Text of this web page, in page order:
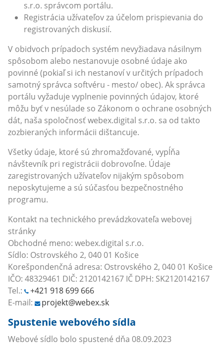
s.r.o. správcom portálu.
Registrácia užívateľov za účelom prispievania do
registrovaných diskusií.
V obidvoch prípadoch systém nevyžiadava násilnym
spôsobom alebo nestanovuje osobné údaje ako
povinné (pokiaľ si ich nestanoví v určitých prípadoch
samotný správca softvéru - mesto/ obec). Ak správca
portálu vyžaduje vyplnenie povinných údajov, ktoré
môžu byť v nesúlade so Zákonom o ochrane osobných
dát, naša spoločnosť webex.digital s.r.o. sa od takto
zozbieraných informácii dištancuje.
Všetky údaje, ktoré sú zhromažďované, vypĺňa
návštevník pri registrácii dobrovoľne. Údaje
zaregistrovaných užívateľov nijakým spôsobom
neposkytujeme a sú súčasťou bezpečnostného
programu.
Kontakt na technického prevádzkovateľa webovej
stránky
Obchodné meno: webex.digital s.r.o.
Sídlo: Ostrovského 2, 040 01 Košice
Korešpondenčná adresa: Ostrovského 2, 040 01 Košice
IČO: 48329461 DIČ: 2120142167 IČ DPH: SK2120142167
Tel.:
+421 918 699 666
E-mail:
projekt@webex.sk
Spustenie webového sídla
Webové sídlo bolo spustené dňa 08.09.2023